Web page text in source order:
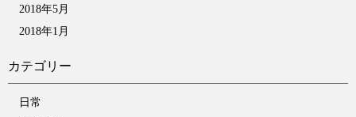
2018年5月
2018年1月
カテゴリー
日常